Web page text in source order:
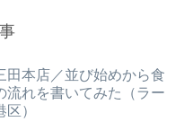
田本店／並び始めから食
流れを書いてみた（ラー
）